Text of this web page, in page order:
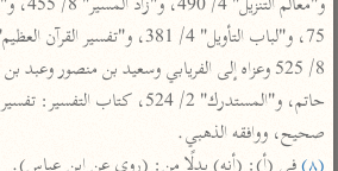
محاسن التأويل
للقاسمي
تفسير الثعالبي
تفسير السمرقندي
حيان
البسيط للواحدي
تفسير أبي السعود
الكشاف للزمخشري
صحيح، ووافقه الذهبي.